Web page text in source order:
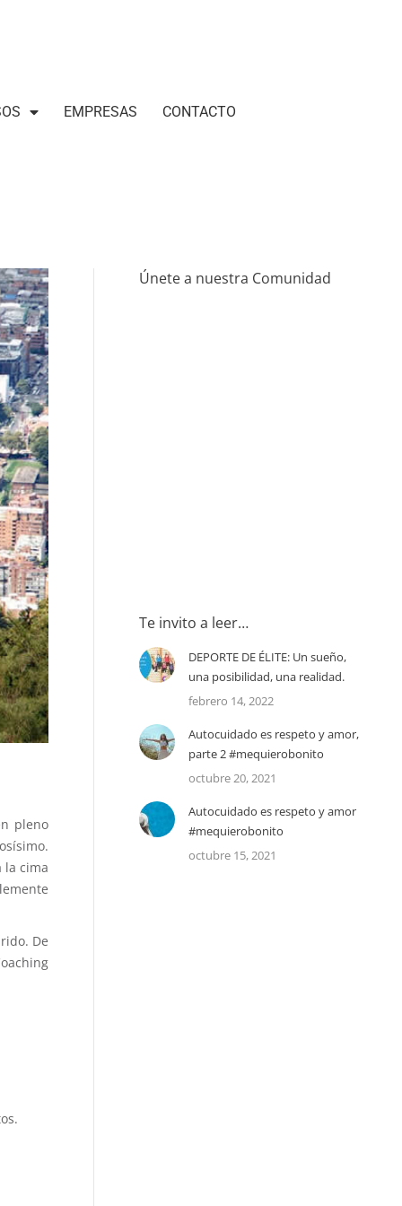
EMPRESAS CONTACTO
pleno
la cima
De
Únete a nuestra Comunidad
Te invito a leer…
DEPORTE DE ÉLITE: Un sueño,
una posibilidad, una realidad.
febrero 14, 2022
Autocuidado es respeto y amor,
parte 2 #mequierobonito
octubre 20, 2021
Autocuidado es respeto y amor
#mequierobonito
octubre 15, 2021